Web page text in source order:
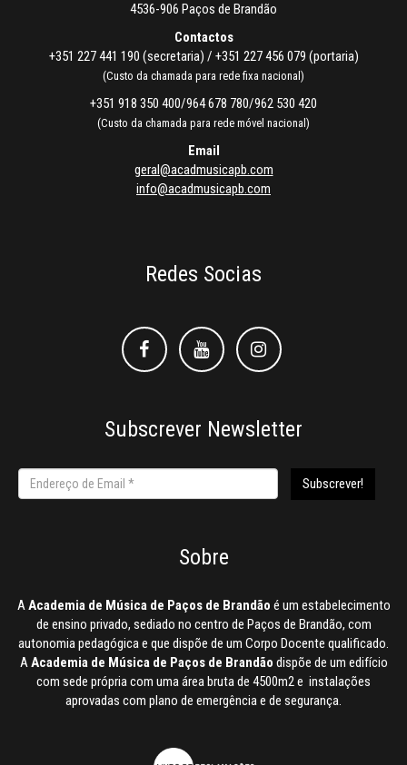
4536-906 Paços de Brandão
Contactos
+351 227 441 190 (secretaria) / +351 227 456 079 (portaria)
(Custo da chamada para rede fixa nacional)
+351 918 350 400/964 678 780/962 530 420
(Custo da chamada para rede móvel nacional)
Email
geral@acadmusicapb.com
info@acadmusicapb.com
Redes Socias
FacebookFacebookInstagram
Subscrever Newsletter
Sobre
AAcademia de Música de Paços de Brandão é um estabelecimento
de ensino privado, sediado no centro de Paços de Brandão, com
autonomia pedagógica e que dispõe de um Corpo Docente qualificado.
AAcademia de Música de Paços de Brandão dispõe de um edifício
com sede própria com uma área bruta de 4500m2 e instalações
aprovadas com plano de emergência e de segurança.